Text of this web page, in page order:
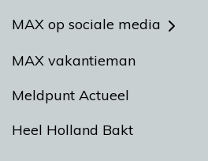
MAX op sociale media
MAX vakantieman
Meldpunt Actueel
Heel Holland Bakt